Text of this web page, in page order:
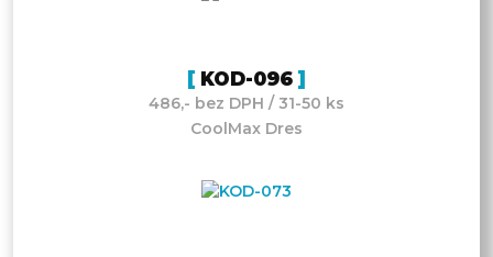
KOD-096
486,- bez DPH / 31-50 ks
CoolMax Dres